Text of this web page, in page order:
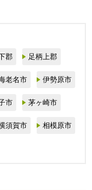
郡 足柄上郡
老名市 伊勢原市
市 茅ヶ崎市
須賀市 相模原市